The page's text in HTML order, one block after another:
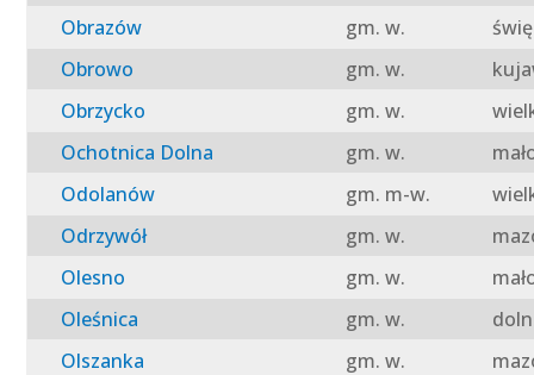
Obrazów
gm. w.
Obrowo
gm. w.
Obrzycko
gm. w.
Ochotnica Dolna
gm. w.
Odolanów
gm. m-w.
Odrzywół
gm. w.
Olesno
gm. w.
Oleśnica
gm. w.
Olszanka
gm. w.